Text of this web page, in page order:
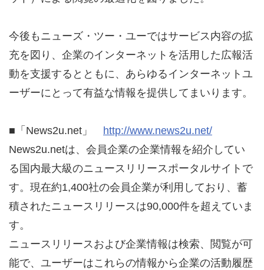
今後もニューズ・ツー・ユーではサービス内容の拡
充を図り、企業のインターネットを活用した広報活
動を支援するとともに、あらゆるインターネットユ
ーザーにとって有益な情報を提供してまいります。
■「News2u.net」 http://www.news2u.net/
News2u.netは、会員企業の企業情報を紹介してい
る国内最大級のニュースリリースポータルサイトで
す。現在約1,400社の会員企業が利用しており、蓄
積されたニュースリリースは90,000件を超えていま
す。
ニュースリリースおよび企業情報は検索、閲覧が可
能で、ユーザーはこれらの情報から企業の活動履歴